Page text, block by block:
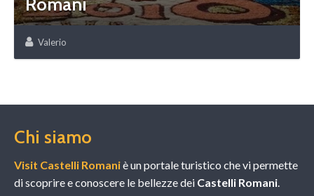
Valerio
Chi siamo
Visit Castelli Romaniè un portale turistico che vi permette
di scoprire e conoscere le bellezze dei Castelli Romani.